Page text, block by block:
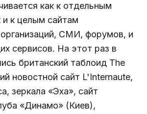
как к отдельным
и к целым сайтам
СМИ, форумов, и
сервисов. На этот раз в
британский таблоид The
новостной сайт L'Internaute,
зеркала «Эха», сайт
«Динамо» (Киев),